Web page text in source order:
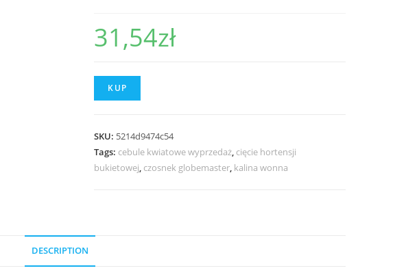
31,54zł
KUP
SKU: 5214d9474c54
Tags: cebule kwiatowe wyprzedaż, cięcie hortensji
bukietowej, czosnek globemaster, kalina wonna
DESCRIPTION